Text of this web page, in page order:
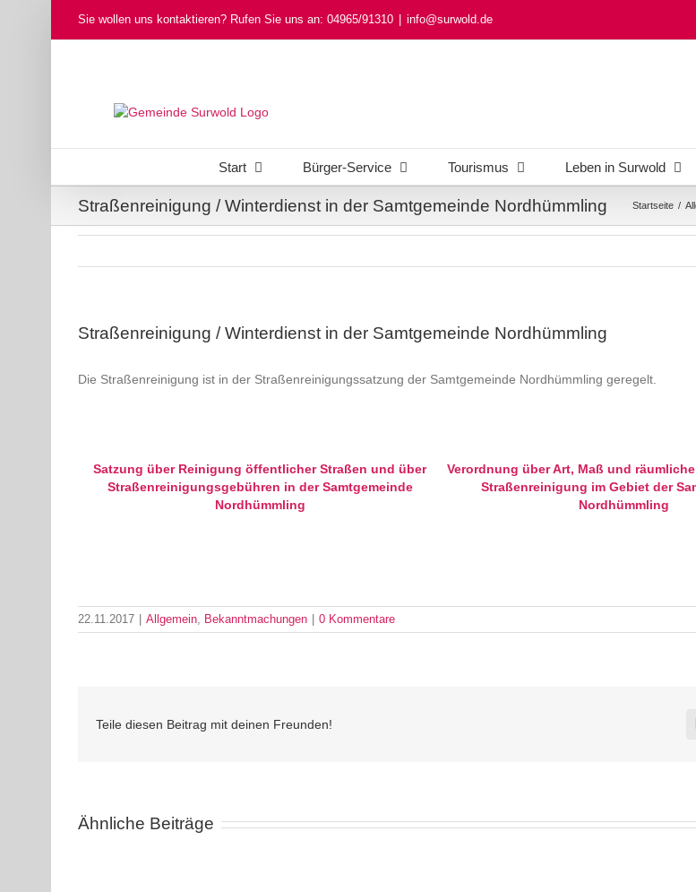
Sie wollen uns kontaktieren? Rufen Sie uns an: 04965/91310 info@surwold.de
Start Bürger-Service Tourismus Leben in Surwold
Straßenreinigung / Winterdienst in der Samtgemeinde Nordhümmling Startseite /
Straßenreinigung / Winterdienst in der Samtgemeinde Nordhümmling
Die Straßenreinigung ist in der Straßenreinigungssatzung der Samtgemeinde Nordhümmling geregelt.
Satzung über Reinigung öffentlicher Straßen und über
Straßenreinigungsgebühren in der Samtgemeinde
Nordhümmling
Verordnung über Art, Maß und
Straßenreinigung im Gebiet der
Nordhümmling
22.11.2017 Allgemein, Bekanntmachungen 0 Kommentare
Teile diesen Beitrag mit deinen Freunden!
Ähnliche Beiträge